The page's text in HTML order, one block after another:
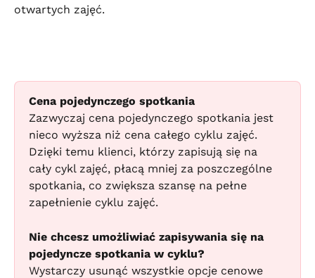
otwartych zajęć.
Cena pojedynczego spotkania
Zazwyczaj cena pojedynczego spotkania jest
nieco wyższa niż cena całego cyklu zajęć.
Dzięki temu klienci, którzy zapisują się na
cały cykl zajęć, płacą mniej za poszczególne
spotkania, co zwiększa szansę na pełne
zapełnienie cyklu zajęć.
Nie chcesz umożliwiać zapisywania się na
pojedyncze spotkania w cyklu?
Wystarczy usunąć wszystkie opcje cenowe